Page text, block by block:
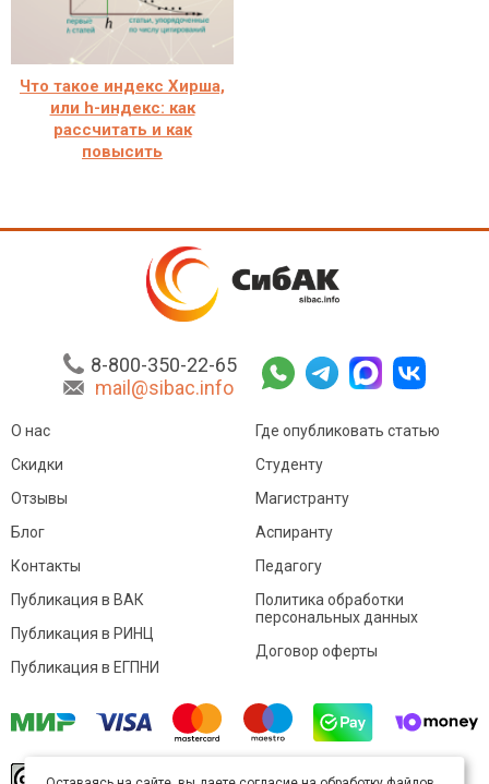
Что такое индекс Хирша,
или h-индекс: как
рассчитать и как
повысить
8-800-350-22-65
mail@sibac.info
О нас
Скидки
Отзывы
Блог
Контакты
Где опубликовать статью
Студенту
Магистранту
Аспиранту
Педагогу
Публикация в ВАК
Публикация в РИНЦ
Публикация в ЕГПНИ
Политика обработки
персональных данных
Договор оферты